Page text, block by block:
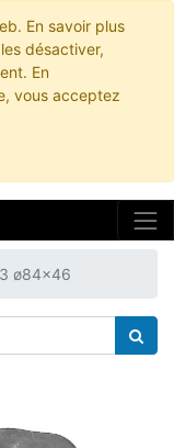
En savoir plus
désactiver,
En
vous acceptez
ø84x46